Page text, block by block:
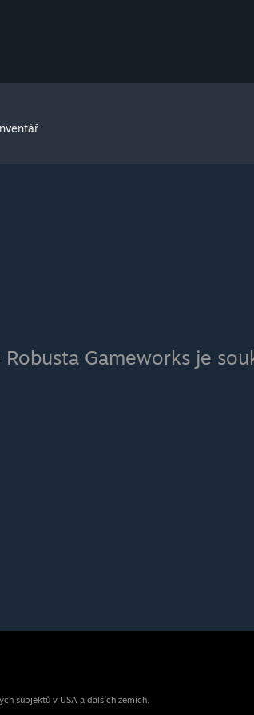
Gameworks je
subjektů v USA a dalších zemích.